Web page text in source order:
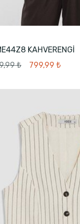
KAHVERENGİ
₺
799,99 ₺